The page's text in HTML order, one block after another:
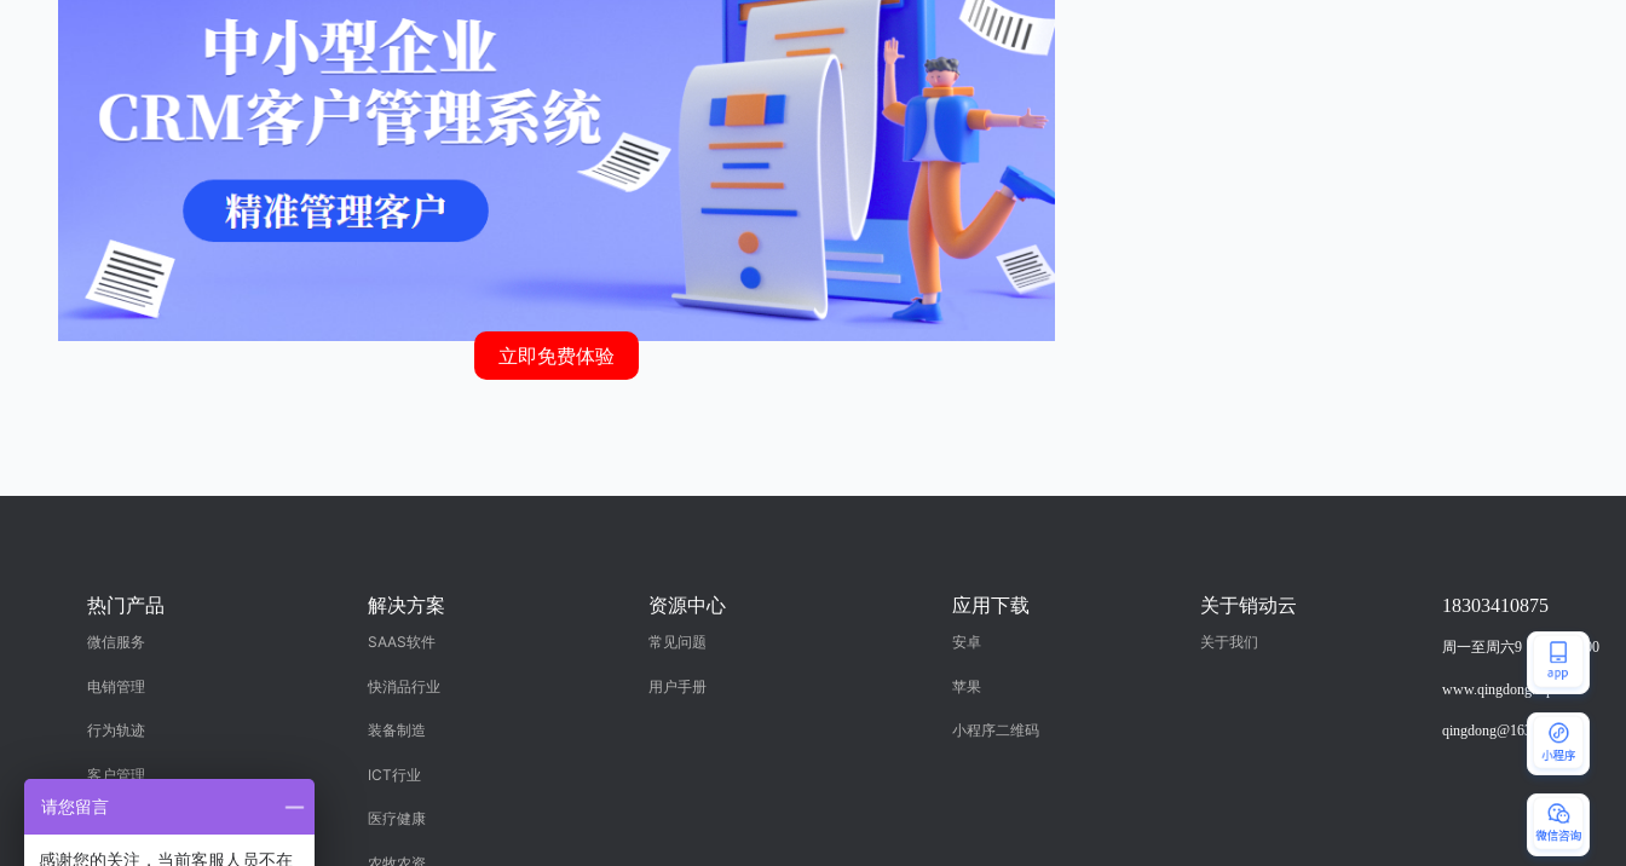
立即免费体验
热门产品
微信服务
电销管理
行为轨迹
客户管理
项目管理
解决方案
SAAS软件
快消品行业
装备制造
ICT行业
医疗健康
资源中心
常见问题
用户手册
应用下载
安卓
苹果
小程序二维码
关于销动云
关于我们
18303410875
周一至周六9：00-18：00
www.qingdong.vip
qingdong@163.com
请您留言
感谢您的关注，当前客服人员不在